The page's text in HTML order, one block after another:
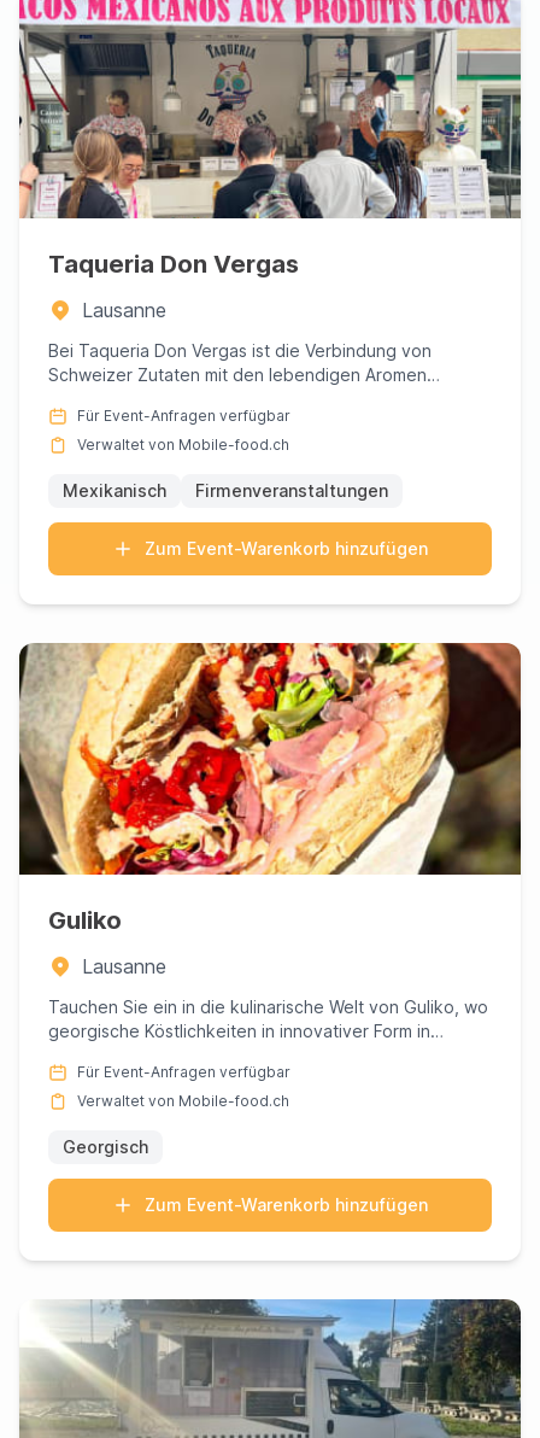
Taqueria Don Vergas
Lausanne
Bei Taqueria Don Vergas ist die Verbindung von
Schweizer Zutaten mit den lebendigen Aromen
Für Event-Anfragen verfügbar
Verwaltet von Mobile-food.ch
Mexikanisch Firmenveranstaltungen
Zum Event-Warenkorb hinzufügen
Guliko
Lausanne
Tauchen Sie ein in die kulinarische Welt von Guliko, wo
georgische Köstlichkeiten in innovativer Form in
Für Event-Anfragen verfügbar
Verwaltet von Mobile-food.ch
Georgisch
Zum Event-Warenkorb hinzufügen